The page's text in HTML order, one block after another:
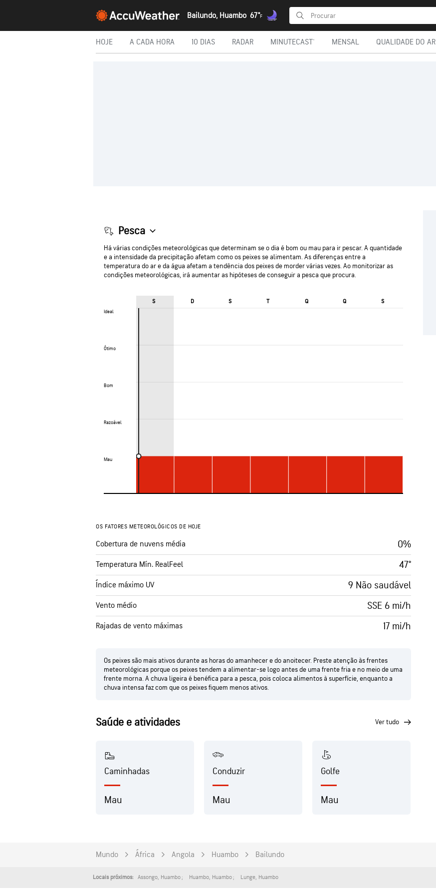
Bailundo, Huambo 67°F
HOJE A CADA HORA 10 DIAS RADAR MINUTECAST® MENSAL QUALIDADE DO AR
Pesca
Há várias condições meteorológicas que determinam se o dia é bom ou mau para ir pescar. A quantidade
e a intensidade da precipitação afetam como os peixes se alimentam. As diferenças entre a
temperatura do ar e da água afetam a tendência dos peixes de morder várias vezes. Ao monitorizar as
condições meteorológicas, irá aumentar as hipóteses de conseguir a pesca que procura.
Ideal
Ótimo
Bom
Razoável
Mau
S D S T Q Q S
Ideal
Ótimo
Bom
Razoável
Mau
OS FATORES METEOROLÓGICOS DE HOJE
Cobertura de nuvens média 0%
Temperatura Mín. RealFeel 47°
Índice máximo UV 9 Não saudável
Vento médio SSE 6 mi/h
Rajadas de vento máximas 17 mi/h
Os peixes são mais ativos durante as horas do amanhecer e do anoitecer. Preste atenção às frentes
meteorológicas porque os peixes tendem a alimentar-se logo antes de uma frente fria e no meio de uma
frente morna. A chuva ligeira é benéfica para a pesca, pois coloca alimentos à superfície, enquanto a
chuva intensa faz com que os peixes fiquem menos ativos.
Saúde e atividades ver tudo
Caminhadas
Mau
Conduzir
Mau
Golfe
Mau
Mundo África Angola Huambo Bailundo
Locais próximos: Assongo, Huambo Huambo, Huambo Lunge, Huambo